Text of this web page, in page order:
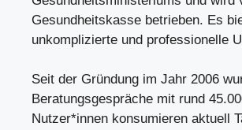
Gesundheitskasse betrieben. Es
unkomplizierte und professionelle
Seit der Gründung im Jahr 2006
Beratungsgespräche mit rund
Nutzer*innen konsumieren aktuell